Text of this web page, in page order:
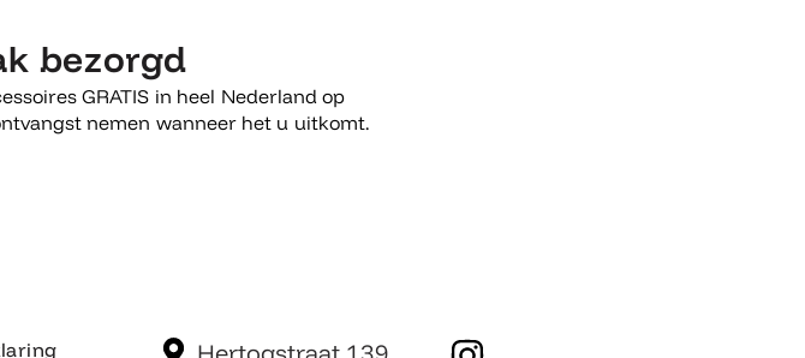
bezorgd
GRATIS in heel Nederland op
nemen wanneer het u uitkomt.